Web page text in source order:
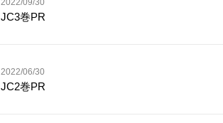
2022/09/30
JC3巻PR
2022/06/30
JC2巻PR